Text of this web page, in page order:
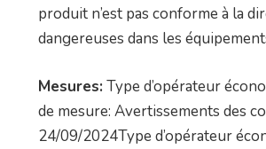
produit n’est pas conforme à la
dangereuses dans les
Mesures: Type d’opérateur
de mesure: Avertissements des
24/09/2024Type d’opérateur